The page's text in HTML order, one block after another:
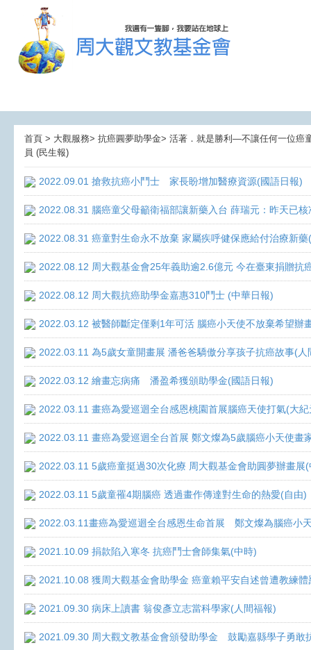
首頁 > 大觀服務> 抗癌圓夢助學金> 活著．就是勝利—不讓任何一位癌
員 (民生報)
2022.09.01 搶救抗癌小鬥士 家長盼增加醫療資源(國語日報)
2022.08.31 腦癌童父母籲衛福部讓新藥入台 薛瑞元：昨天已
2022.08.31 癌童對生命永不放棄 家屬疾呼健保應給付治療新藥
2022.08.12 周大觀基金會25年義助逾2.6億元 今在臺東捐贈抗
2022.08.12 周大觀抗癌助學金嘉惠310鬥士 (中華日報)
2022.03.12 被醫師斷定僅剩1年可活 腦癌小天使不放棄希望辦
2022.03.11 為5歲女童開畫展 潘爸爸驕傲分享孩子抗癌故事(人
2022.03.12 繪畫忘病痛 潘盈希獲頒助學金(國語日報)
2022.03.11 畫癌為愛巡迴全台感恩桃園首展腦癌天使打氣(大紀
2022.03.11 畫癌為愛巡迴全台首展 鄭文燦為5歲腦癌小天使畫
2022.03.11 5歲癌童挺過30次化療 周大觀基金會助圓夢辦畫展
2022.03.11 5歲童罹4期腦癌 透過畫作傳達對生命的熱愛(自由)
2022.03.11畫癌為愛巡迴全台感恩生命首展 鄭文燦為腦癌小
2021.10.09 捐款陷入寒冬 抗癌鬥士會師集氣(中時)
2021.10.08 獲周大觀基金會助學金 癌童賴平安自述曾遭教練體
2021.09.30 病床上讀書 翁俊彥立志當科學家(人間福報)
2021.09.30 周大觀文教基金會頒發助學金 鼓勵嘉縣學子勇敢